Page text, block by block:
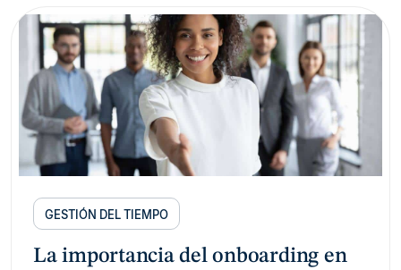
GESTIÓN DEL TIEMPO
La importancia del onboarding en